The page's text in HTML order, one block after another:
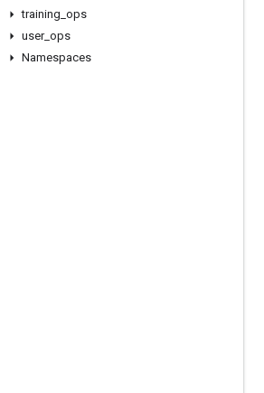
training ops
user_ ops
Namespaces